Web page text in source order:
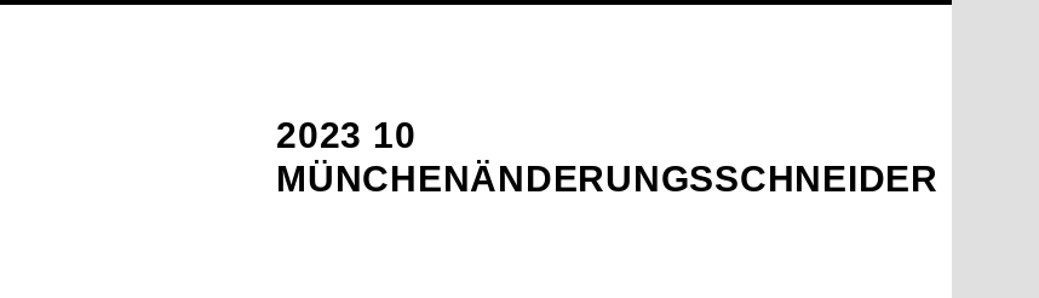
2023 10
MÜNCHENÄNDERUNGSSCHNEIDER